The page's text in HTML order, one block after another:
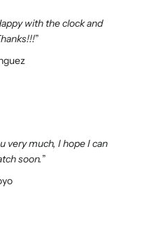
with the clock and
very much, I hope I can
soon.